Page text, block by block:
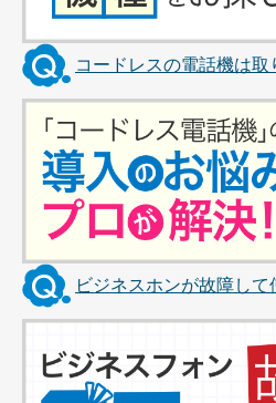
コードレスの電話機は取
ビジネスホンが故障し